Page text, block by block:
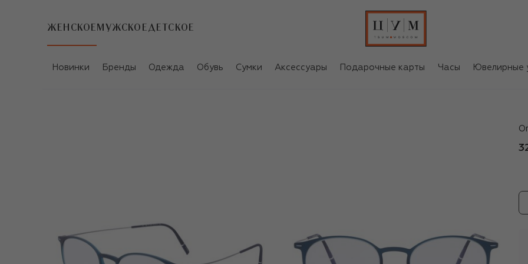
ЖЕНСКОЕ МУЖСКОЕ ДЕТСКОЕ
Новинки Бренды Одежда Обувь Сумки Аксессуары Подарочные карты Часы Ювелирные